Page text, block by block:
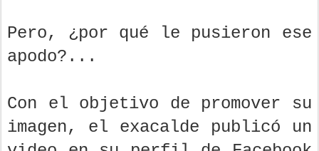
Pero, ¿por qué le pusieron ese
apodo?...
Con el objetivo de promover su
imagen, el exacalde publicó un